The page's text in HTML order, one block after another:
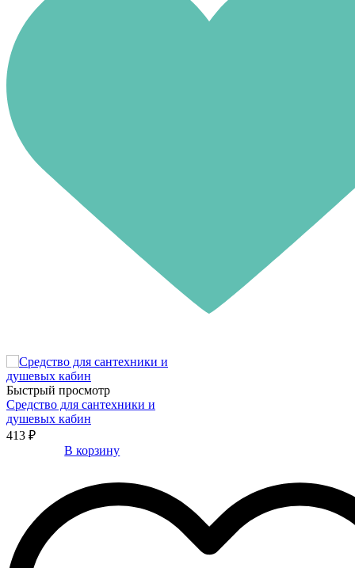
Быстрый просмотр
Средство для сантехники и
душевых кабин
413 ₽
В корзину